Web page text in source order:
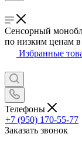
Сенсорный
по низким ценам
Избранные
Телефоны
+7 (950) 170-55-77
Заказать звонок